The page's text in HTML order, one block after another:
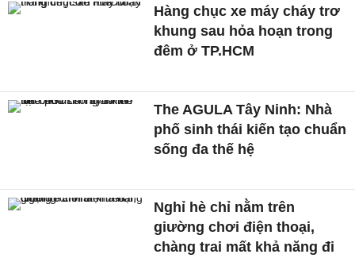
Hàng chục xe máy cháy trơ
khung sau hỏa hoạn trong
đêm ở TP.HCM
The AGULA Tây Ninh: Nhà
phố sinh thái kiến tạo chuẩn
sống đa thế hệ
Nghỉ hè chỉ nằm trên
giường chơi điện thoại,
chàng trai mất khả năng đi